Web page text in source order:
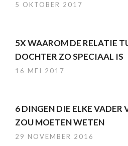
5 OKTOBER 2017
5X WAAROM DE RELATIE
DOCHTER ZO SPECIAAL IS
16 MEI 2017
6 DINGEN DIE ELKE VADER
ZOU MOETEN WETEN
29 NOVEMBER 2016